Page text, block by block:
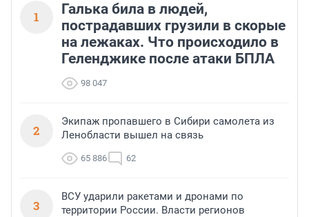
1
Галька била в людей,
пострадавших грузили в скорые
на лежаках. Что происходило в
Геленджике после атаки БПЛА
98 047
2
Экипаж пропавшего в Сибири самолета из
Ленобласти вышел на связь
65 886 62
3
ВСУ ударили ракетами и дронами по
территории России. Власти регионов